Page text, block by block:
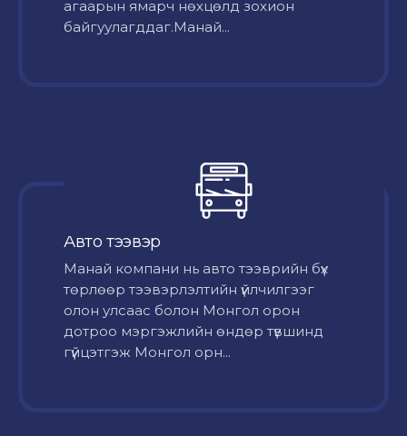
агаарын ямарч нөхцөлд зохион
байгуулагддаг.Манай...
Авто тээвэр
Mанай компани нь авто тээврийн бүх
төрлөөр тээвэрлэлтийн үйлчилгээг
олон улсаас болон Монгол орон
дотроо мэргэжлийн өндөр түвшинд
гүйцэтгэж Монгол орн...